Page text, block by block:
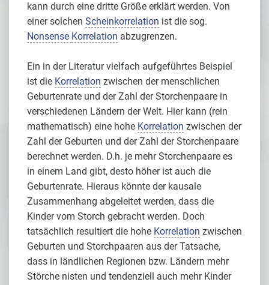
kann durch eine dritte Größe erklärt werden. Von
einer solchen Scheinkorrelation ist die sog.
Nonsense Korrelation abzugrenzen.
Ein in der Literatur vielfach aufgeführtes Beispiel
ist die Korrelation zwischen der menschlichen
Geburtenrate und der Zahl der Storchenpaare in
verschiedenen Ländern der Welt. Hier kann (rein
mathematisch) eine hohe Korrelation zwischen der
Zahl der Geburten und der Zahl der Storchenpaare
berechnet werden. D.h. je mehr Storchenpaare es
in einem Land gibt, desto höher ist auch die
Geburtenrate. Hieraus könnte der kausale
Zusammenhang abgeleitet werden, dass die
Kinder vom Storch gebracht werden. Doch
tatsächlich resultiert die hohe Korrelation zwischen
Geburten und Storchpaaren aus der Tatsache,
dass in ländlichen Regionen bzw. Ländern mehr
Störche nisten und tendenziell auch mehr Kinder